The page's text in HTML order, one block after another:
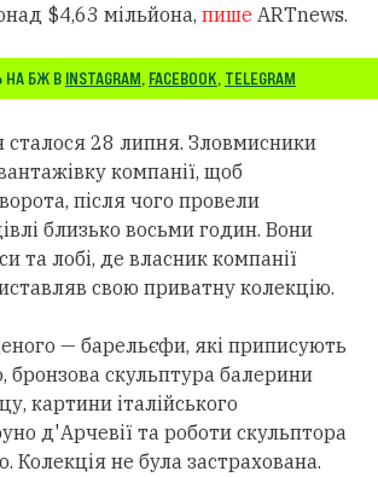
$4,63 мільйона, пише ARTnews.
НА БЖ В INSTAGRAM, FACEBOOK, TELEGRAM
сталося 28 липня. Зловмисники
компанії, щоб
після чого провели
близько восьми годин. Вони
та лобі, де власник компанії
свою приватну колекцію.
— барельєфи, які приписують
бронзова скульптура балерини
картини італійського
д'Арчевії та роботи скульптора
Колекція не була застрахована.